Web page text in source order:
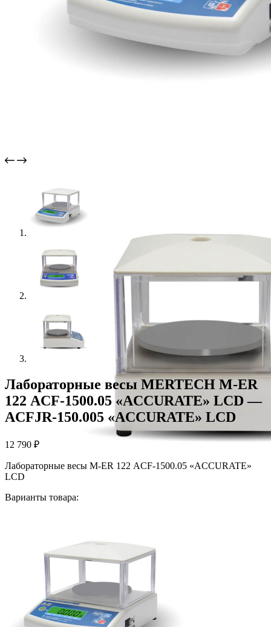
Лабораторные весы MERTECH M-ER
122 АCF-1500.05 «ACCURATE» LСD —
АCFJR-150.005 «ACCURATE» LСD
12 790 ₽
Лабораторные весы M-ER 122 АCF-1500.05 «ACCURATE»
LСD
Варианты товара: